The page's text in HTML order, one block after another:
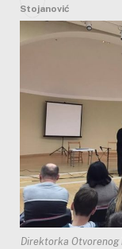
Direktorka Otvorenog